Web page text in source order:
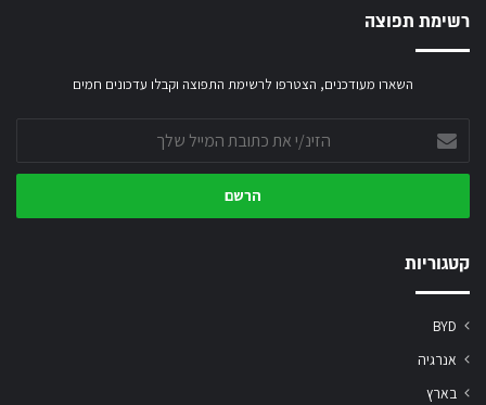
רשימת תפוצה
השארו מעודכנים, הצטרפו לרשימת התפוצה וקבלו עדכונים חמים
את
כתובת
שלך
קטגוריות
BYD
אנרגיה
בארץ